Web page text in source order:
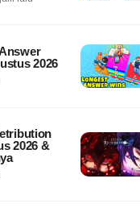
2026
2026 &